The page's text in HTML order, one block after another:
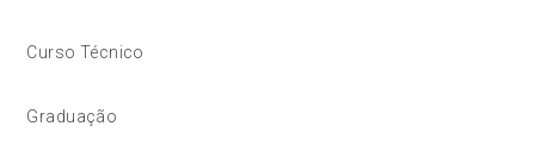
Curso Técnico
Graduação